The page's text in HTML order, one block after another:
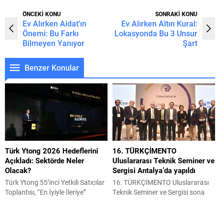
ÖNCEKİ KONU
Ev Alırken Aidat’ın
Önemi: Bu Farkı
Bilmeyen Yanıyor
SONRAKİ KONU
Ev Alırken Altın Kural:
Lokasyonda Bu 3 Unsur
Şart
Benzer Konular
Türk Ytong 2026 Hedeflerini
Açıkladı: Sektörde Neler
Olacak?
Türk Ytong 55’inci Yetkili Satıcılar
Toplantısı, “En İyiyle İleriye”
temasıyla 30 Ocak-01 Şubat 2026
16. TÜRKÇİMENTO
Uluslararası Teknik Seminer ve
Sergisi Antalya’da yapıldı
16. TÜRKÇİMENTO Uluslararası
Teknik Seminer ve Sergisi sona
erdi. Etkinlik çerçevesinde